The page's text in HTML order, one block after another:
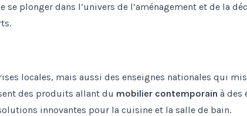
plonger dans l’univers de l’aménagement et de la
locales, mais aussi des enseignes nationales qui
des produits allant du mobilier contemporain à des
innovantes pour la cuisine et la salle de bain.